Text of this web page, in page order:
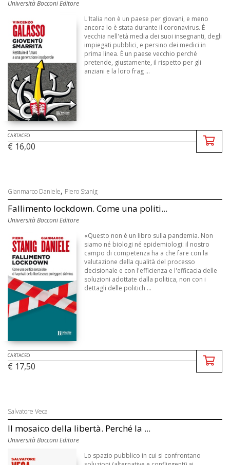
Università Bocconi Editore
L'Italia non è un paese per giovani, e meno
ancora lo è stata durante il coronavirus. È
vecchia nell'età media dei suoi insegnanti, degli
impiegati pubblici, e persino dei medici in
prima linea. È un paese vecchio perché
pretende, giustamente, il rispetto per gli
anziani e la loro frag ...
CARTACEO
€ 16,00
Gianmarco Daniele, Piero Stanig
Fallimento lockdown. Come una politi...
Università Bocconi Editore
«Questo non è un libro sulla pandemia. Non
siamo né biologi né epidemiologi: il nostro
campo di competenza ha a che fare con la
valutazione della qualità del processo
decisionale e con l'efficienza e l'efficacia delle
soluzioni adottate dalla politica, non con i
dettagli delle politich ...
CARTACEO
€ 17,50
Salvatore Veca
Il mosaico della libertà. Perché la ...
Università Bocconi Editore
Lo spazio pubblico in cui si confrontano